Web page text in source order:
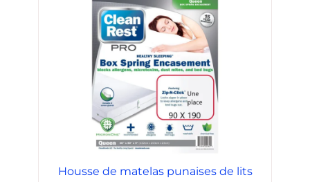
Housse de matelas punaises de lits